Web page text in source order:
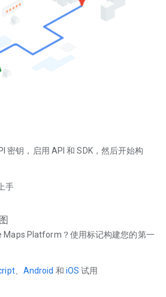
密钥，启用 API 和 SDK，然后开始构
手
Maps Platform？使用标记构建您的第一
、 Android 和 iOS 试用